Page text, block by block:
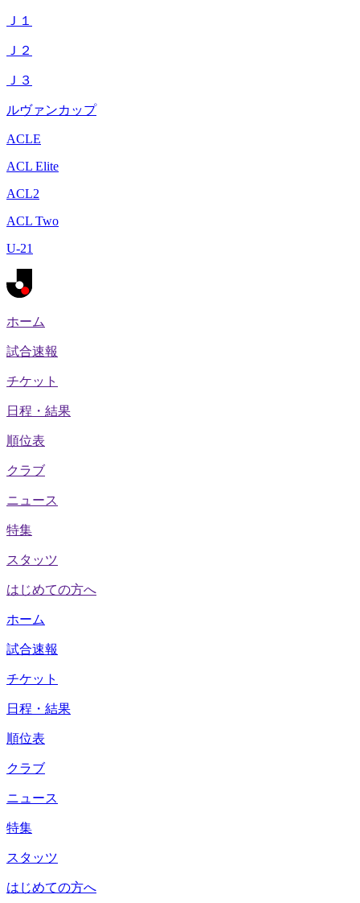
Ｊ１
Ｊ２
Ｊ３
ルヴァンカップ
ACLE
ACL Elite
ACL2
ACL Two
U-21
ホーム
試合速報
チケット
日程・結果
順位表
クラブ
ニュース
特集
スタッツ
はじめての方へ
ホーム
試合速報
チケット
日程・結果
順位表
クラブ
ニュース
特集
スタッツ
はじめての方へ